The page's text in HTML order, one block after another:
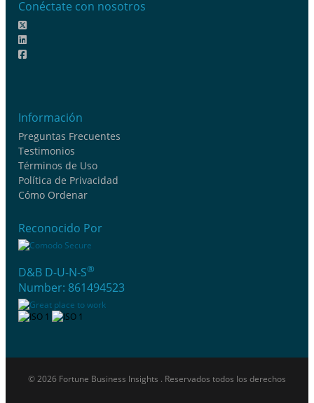
Conéctate con nosotros
Información
Preguntas Frecuentes
Testimonios
Términos de Uso
Política de Privacidad
Cómo Ordenar
Reconocido Por
D&B D-U-N-S®
Number: 861494523
© 2026 Fortune Business Insights . Reservados todos los derechos